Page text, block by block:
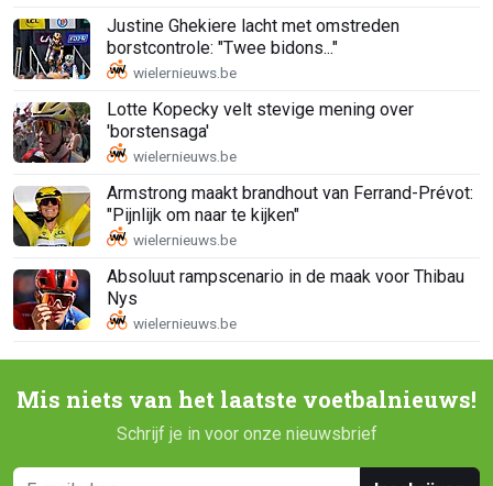
Justine Ghekiere lacht met omstreden
borstcontrole: "Twee bidons..."
Lotte Kopecky velt stevige mening over
'borstensaga'
Armstrong maakt brandhout van Ferrand-Prévot:
"Pijnlijk om naar te kijken"
Absoluut rampscenario in de maak voor Thibau
Nys
Mis niets van het laatste voetbalnieuws!
Schrijf je in voor onze nieuwsbrief